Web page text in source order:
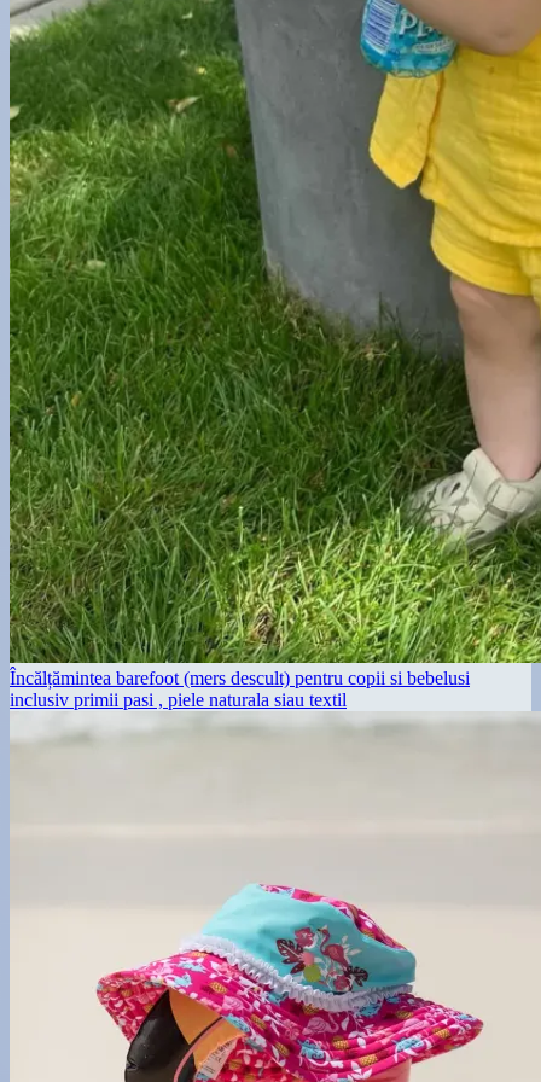
Încălțămintea barefoot (mers descult) pentru copii si bebelusi
inclusiv primii pasi , piele naturala siau textil